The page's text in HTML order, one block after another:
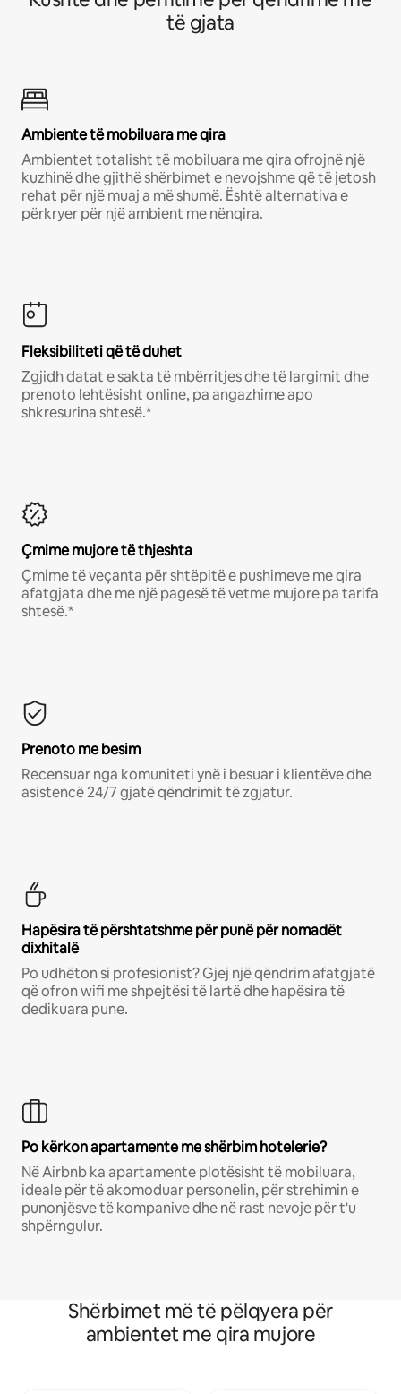
të gjata
Ambiente të mobiluara me qira
Ambientet totalisht të mobiluara me qira ofrojnë një
kuzhinë dhe gjithë shërbimet e nevojshme që të jetosh
rehat për një muaj a më shumë. Është alternativa e
përkryer për një ambient me nënqira.
Fleksibiliteti që të duhet
Zgjidh datat e sakta të mbërritjes dhe të largimit dhe
prenoto lehtësisht online, pa angazhime apo
shkresurina shtesë.*
Çmime mujore të thjeshta
Çmime të veçanta për shtëpitë e pushimeve me qira
afatgjata dhe me një pagesë të vetme mujore pa tarifa
shtesë.*
Prenoto me besim
Recensuar nga komuniteti ynë i besuar i klientëve dhe
asistencë 24/7 gjatë qëndrimit të zgjatur.
Hapësira të përshtatshme për punë për nomadët
dixhitalë
Po udhëton si profesionist? Gjej një qëndrim afatgjatë
që ofron wifi me shpejtësi të lartë dhe hapësira të
dedikuara pune.
Po kërkon apartamente me shërbim hotelerie?
Në Airbnb ka apartamente plotësisht të mobiluara,
ideale për të akomoduar personelin, për strehimin e
punonjësve të kompanive dhe në rast nevoje për t'u
shpërngulur.
Shërbimet më të pëlqyera për
ambientet me qira mujore